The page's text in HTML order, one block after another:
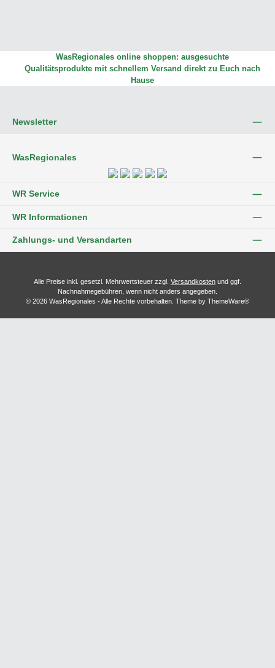
WasRegionales online shoppen: ausgesuchte
Qualitätsprodukte mit schnellem Versand direkt zu Euch nach
Hause
Newsletter
WasRegionales
WR Service
WR Informationen
Zahlungs- und Versandarten
Alle Preise inkl. gesetzl. Mehrwertsteuer zzgl. Versandkosten und ggf.
Nachnahmegebühren, wenn nicht anders angegeben.
© 2026 WasRegionales - Alle Rechte vorbehalten. Theme by ThemeWare®